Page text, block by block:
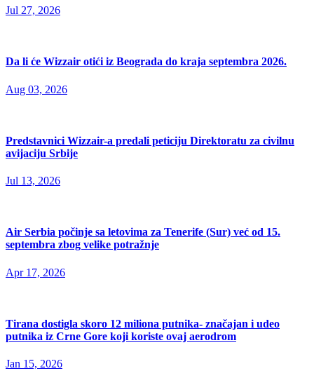
Jul 27, 2026
Da li će Wizzair otići iz Beograda do kraja septembra 2026.
Aug 03, 2026
Predstavnici Wizzair-a predali peticiju Direktoratu za civilnu
avijaciju Srbije
Jul 13, 2026
Air Serbia počinje sa letovima za Tenerife (Sur) već od 15.
septembra zbog velike potražnje
Apr 17, 2026
Tirana dostigla skoro 12 miliona putnika- značajan i udeo
putnika iz Crne Gore koji koriste ovaj aerodrom
Jan 15, 2026